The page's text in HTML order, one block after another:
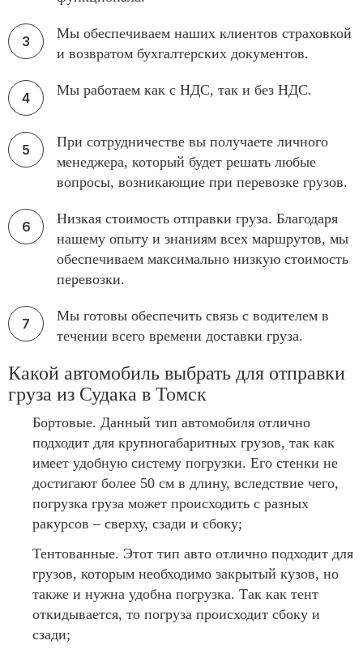
Мы обеспечиваем наших клиентов страховкой
и возвратом бухгалтерских документов.
Мы работаем как с НДС, так и без НДС.
При сотрудничестве вы получаете личного
менеджера, который будет решать любые
вопросы, возникающие при перевозке грузов.
Низкая стоимость отправки груза. Благодаря
нашему опыту и знаниям всех маршрутов, мы
обеспечиваем максимально низкую стоимость
перевозки.
Мы готовы обеспечить связь с водителем в
течении всего времени доставки груза.
Какой автомобиль выбрать для отправки
груза из Судака в Томск
Бортовые. Данный тип автомобиля отлично
подходит для крупногабаритных грузов, так как
имеет удобную систему погрузки. Его стенки не
достигают более 50 см в длину, вследствие чего,
погрузка груза может происходить с разных
ракурсов – сверху, сзади и сбоку;
Тентованные. Этот тип авто отлично подходит для
грузов, которым необходимо закрытый кузов, но
также и нужна удобна погрузка. Так как тент
откидывается, то погруза происходит сбоку и
сзади;